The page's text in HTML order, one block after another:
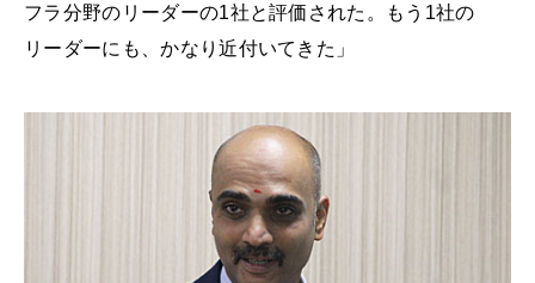
フラ分野のリーダーの1社と評価された。もう1社の
リーダーにも、かなり近付いてきた」